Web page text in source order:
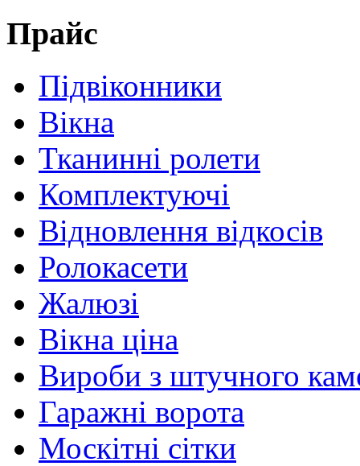
Прайс
Підвіконники
Вікна
Тканинні ролети
Комплектуючі
Відновлення відкосів
Ролокасети
Жалюзі
Вікна ціна
Вироби з штучного
Гаражні ворота
Москітні сітки